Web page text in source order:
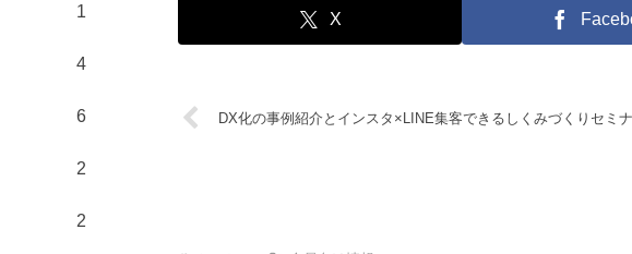
X
DX化の事例紹介とインスタ×LINE集客できるしくみづくりセミ
1
4
6
2
2